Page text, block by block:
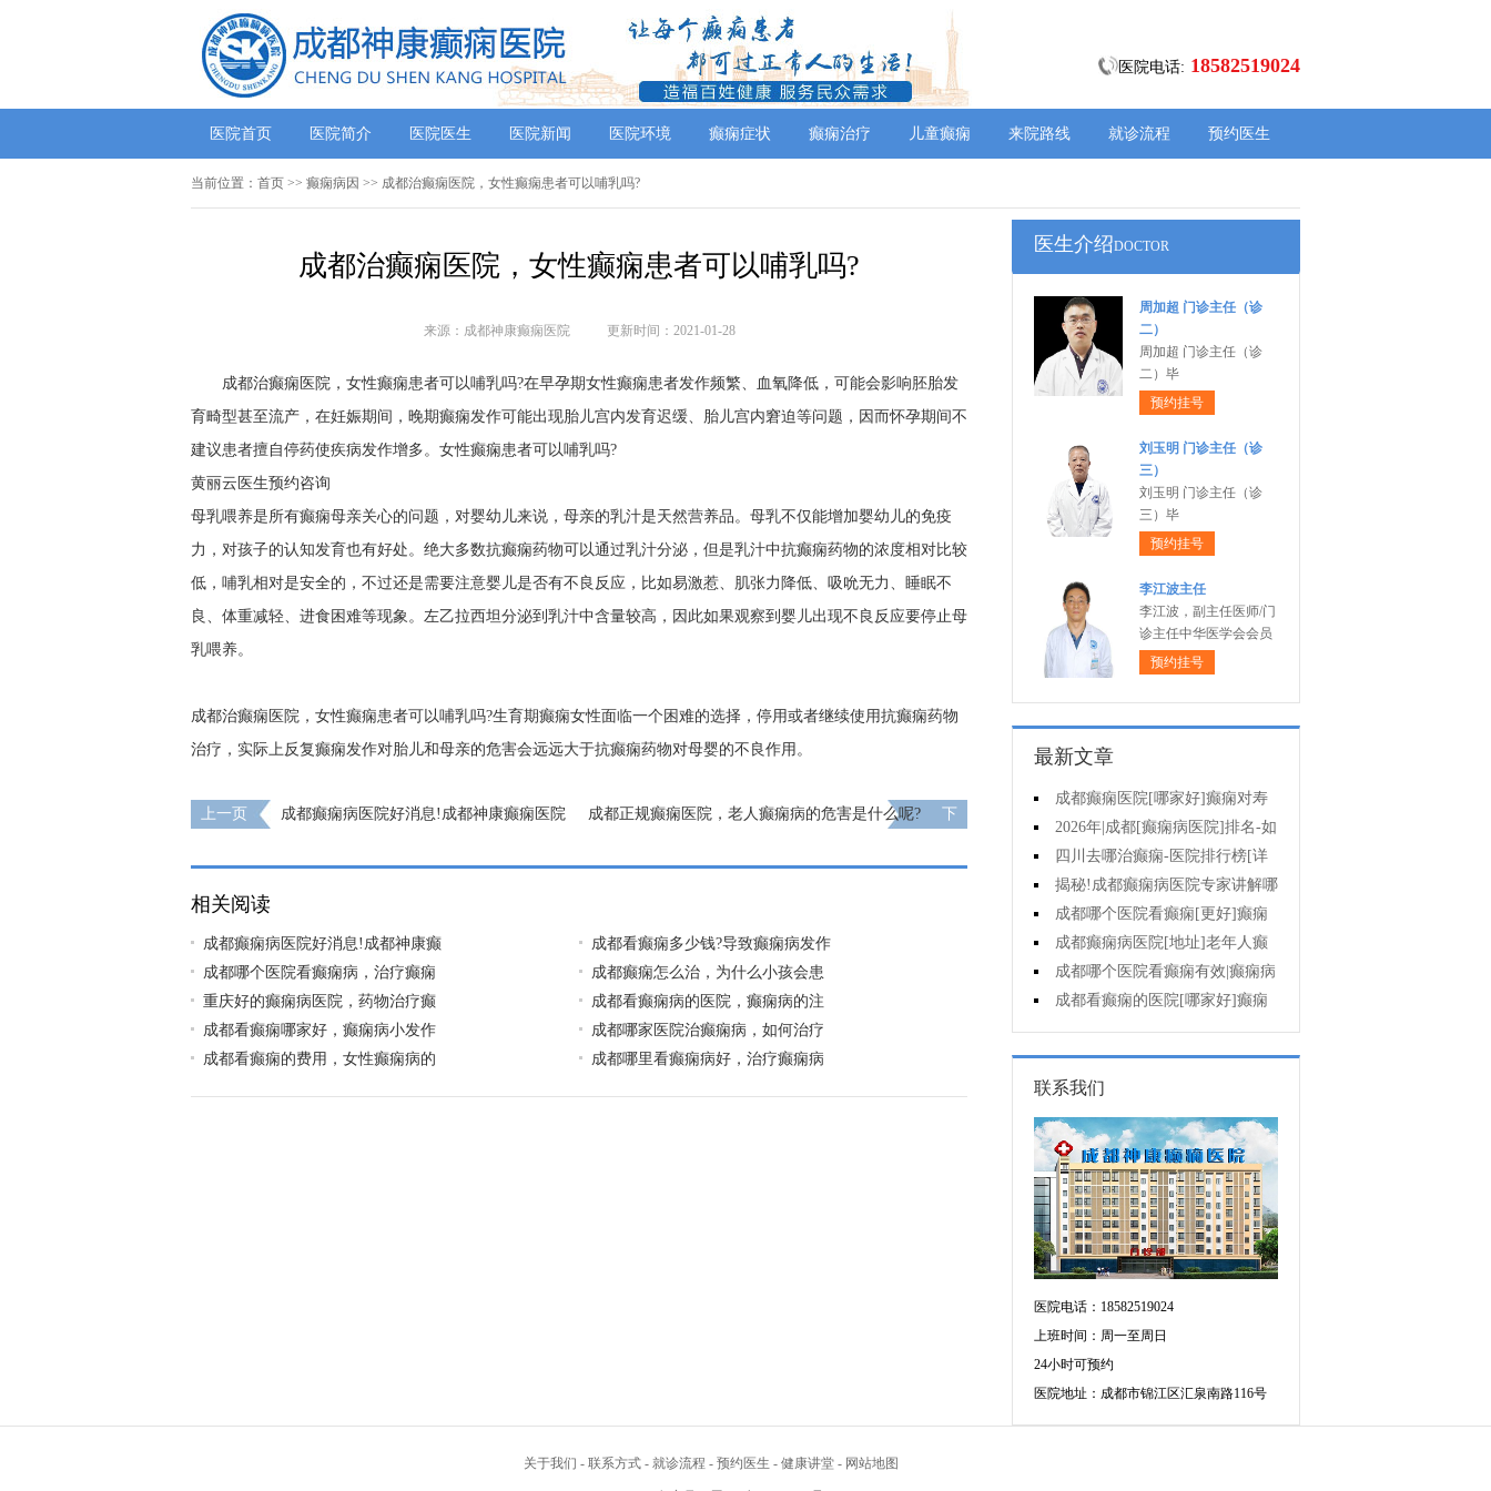
医院电话: 18582519024
医院首页 医院简介 医院医生 医院新闻 医院环境 癫痫症状 癫痫治疗 儿童癫痫 来院路线 就诊流程 预约医生
当前位置： 首页 >> 癫痫病因 >> 成都治癫痫医院，女性癫痫患者可以哺乳吗?
成都治癫痫医院，女性癫痫患者可以哺乳吗?
来源：成都神康癫痫医院 更新时间：2021-01-28
成都治癫痫医院，女性癫痫患者可以哺乳吗?在早孕期女性癫痫患者发作频繁、血氧降低，可能会影响胚胎发
育畸型甚至流产，在妊娠期间，晚期癫痫发作可能出现胎儿宫内发育迟缓、胎儿宫内窘迫等问题，因而怀孕期间不
建议患者擅自停药使疾病发作增多。女性癫痫患者可以哺乳吗?
黄丽云医生预约咨询
母乳喂养是所有癫痫母亲关心的问题，对婴幼儿来说，母亲的乳汁是天然营养品。母乳不仅能增加婴幼儿的免疫
力，对孩子的认知发育也有好处。绝大多数抗癫痫药物可以通过乳汁分泌，但是乳汁中抗癫痫药物的浓度相对比较
低，哺乳相对是安全的，不过还是需要注意婴儿是否有不良反应，比如易激惹、肌张力降低、吸吮无力、睡眠不
良、体重减轻、进食困难等现象。左乙拉西坦分泌到乳汁中含量较高，因此如果观察到婴儿出现不良反应要停止母
乳喂养。
成都治癫痫医院，女性癫痫患者可以哺乳吗?生育期癫痫女性面临一个困难的选择，停用或者继续使用抗癫痫药物
治疗，实际上反复癫痫发作对胎儿和母亲的危害会远远大于抗癫痫药物对母婴的不良作用。
上一页
成都癫痫病医院好消息!成都神康癫痫医院
成都正规癫痫医院，老人癫痫病的危害是什么呢?
下
相关阅读
成都癫痫病医院好消息!成都神康癫
成都看癫痫多少钱?导致癫痫病发作
成都哪个医院看癫痫病，治疗癫痫
成都癫痫怎么治，为什么小孩会患
重庆好的癫痫病医院，药物治疗癫
成都看癫痫病的医院，癫痫病的注
成都看癫痫哪家好，癫痫病小发作
成都哪家医院治癫痫病，如何治疗
成都看癫痫的费用，女性癫痫病的
成都哪里看癫痫病好，治疗癫痫病
医生介绍DOCTOR
周加超 门诊主任（诊
二）
周加超 门诊主任（诊
二）毕
预约挂号
刘玉明 门诊主任（诊
三）
刘玉明 门诊主任（诊
三）毕
预约挂号
李江波主任
李江波，副主任医师/门
诊主任中华医学会会员
预约挂号
最新文章
成都癫痫医院[哪家好]癫痫对寿
命有影响吗?
2026年|成都[癫痫病医院]排名-如
何预防癫痫治疗走入误区?
四川去哪治癫痫-医院排行榜[详
细排名]小儿癫痫病要如何治疗?
揭秘!成都癫痫病医院专家讲解哪
些方法治疗癫痫好?
成都哪个医院看癫痫[更好]癫痫
为什么会诱发?
成都癫痫病医院[地址]老年人癫
痫平时要注意什么?
成都哪个医院看癫痫有效|癫痫病
人能熬夜吗?
成都看癫痫的医院[哪家好]癫痫
病人生活中如何护理?
联系我们
医院电话：18582519024
上班时间：周一至周日
24小时可预约
医院地址：成都市锦江区汇泉南路116号
关于我们 - 联系方式 - 就诊流程 - 预约医生 - 健康讲堂 - 网站地图